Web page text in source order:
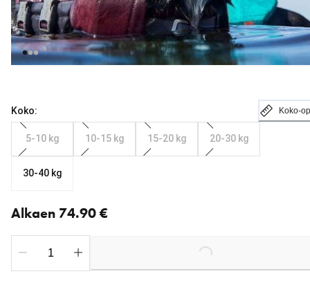
Koko: Koko-
5-10 kg 10-15 kg 15-20 kg 20-30 kg
30-40 kg
Alkaen 74.90 €
Loading...